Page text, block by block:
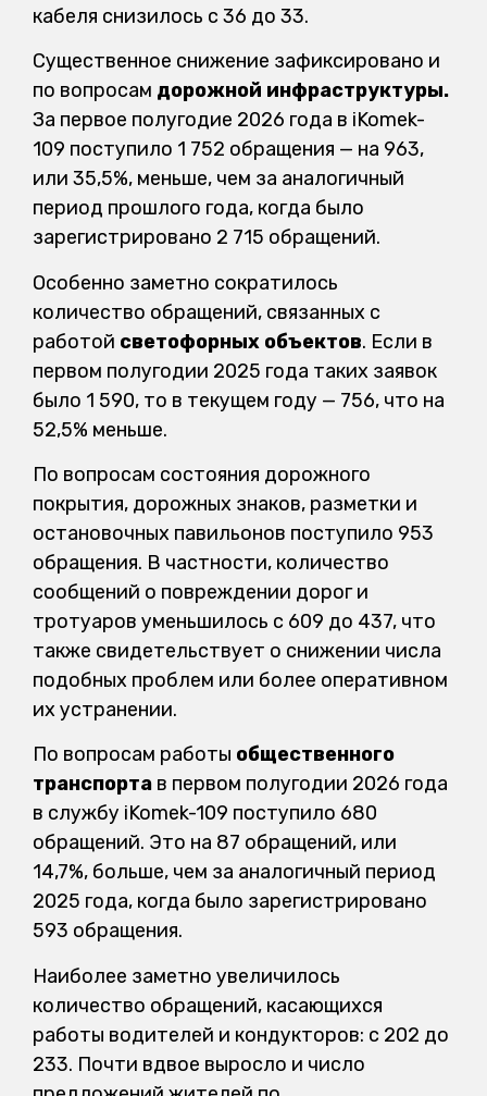
кабеля снизилось с 36 до 33.
Существенное снижение зафиксировано и
по вопросам дорожной инфраструктуры.
За первое полугодие 2026 года в iKomek-
109 поступило 1 752 обращения — на 963,
или 35,5%, меньше, чем за аналогичный
период прошлого года, когда было
зарегистрировано 2 715 обращений.
Особенно заметно сократилось
количество обращений, связанных с
работой светофорных объектов. Если в
первом полугодии 2025 года таких заявок
было 1 590, то в текущем году — 756, что на
52,5% меньше.
По вопросам состояния дорожного
покрытия, дорожных знаков, разметки и
остановочных павильонов поступило 953
обращения. В частности, количество
сообщений о повреждении дорог и
тротуаров уменьшилось с 609 до 437, что
также свидетельствует о снижении числа
подобных проблем или более оперативном
их устранении.
По вопросам работы общественного
транспорта в первом полугодии 2026 года
в службу iKomek-109 поступило 680
обращений. Это на 87 обращений, или
14,7%, больше, чем за аналогичный период
2025 года, когда было зарегистрировано
593 обращения.
Наиболее заметно увеличилось
количество обращений, касающихся
работы водителей и кондукторов: с 202 до
233. Почти вдвое выросло и число